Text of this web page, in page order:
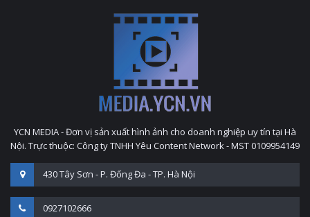
YCN MEDIA - Đơn vị sản xuất hình ảnh cho doanh nghiệp uy tín tại Hà
Nội. Trực thuộc: Công ty TNHH Yêu Content Network - MST 0109954149
430 Tây Sơn - P. Đống Đa - TP. Hà Nội
0927102666